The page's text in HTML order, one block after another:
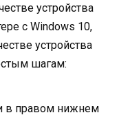
устройства
с Windows 10,
устройства
шагам:
в правом нижнем